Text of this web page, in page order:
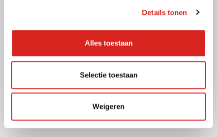
Details tonen
Alles toestaan
Selectie toestaan
Weigeren
Veilige observatie en
communicatie op de NICU